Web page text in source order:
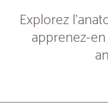
Explorez
apprenez-